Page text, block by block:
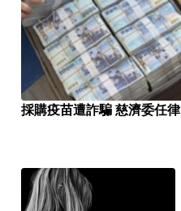
採購疫苗遭詐騙 慈濟委任